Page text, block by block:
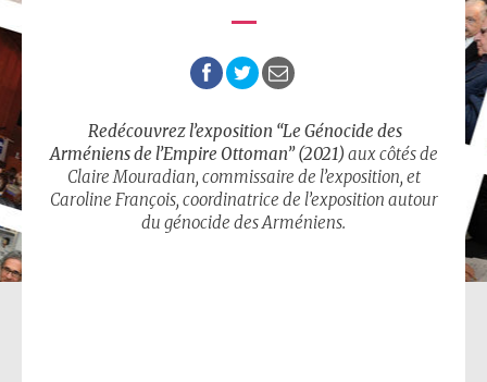
Redécouvrez l’exposition “Le Génocide des
Arméniens de l’Empire Ottoman” (2021)aux côtés de
Claire Mouradian, commissaire de l’exposition, et
Caroline François, coordinatrice de l’exposition autour
du génocide des Arméniens.